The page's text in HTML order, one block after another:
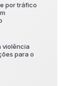
por tráfico
violência
para o